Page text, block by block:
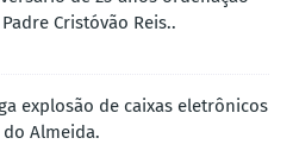
Cristóvão Reis..
explosão de caixas eletrônicos
do Almeida.